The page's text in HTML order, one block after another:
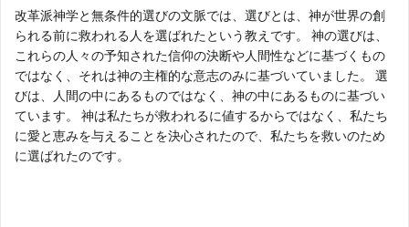
改革派神学と無条件的選びの文脈では、選びとは、神が世界の創
られる前に救われる人を選ばれたという教えです。 神の選びは、
これらの人々の予知された信仰の決断や人間性などに基づくもの
ではなく、それは神の主権的な意志のみに基づいていました。 選
びは、人間の中にあるものではなく、神の中にあるものに基づい
ています。 神は私たちが救われるに値するからではなく、私たち
に愛と恵みを与えることを決心されたので、私たちを救いのため
に選ばれたのです。